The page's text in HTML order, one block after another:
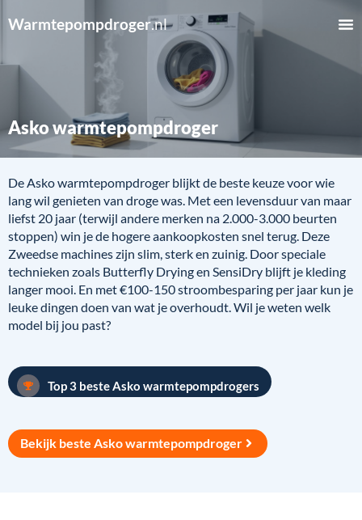
Warmtepompdroger.nl
Asko warmtepompdroger
De Asko warmtepompdroger blijkt de beste keuze voor wie
lang wil genieten van droge was. Met een levensduur van maar
liefst 20 jaar (terwijl andere merken na 2.000-3.000 beurten
stoppen) win je de hogere aankoopkosten snel terug. Deze
Zweedse machines zijn slim, sterk en zuinig. Door speciale
technieken zoals Butterfly Drying en SensiDry blijft je kleding
langer mooi. En met €100-150 stroombesparing per jaar kun je
leuke dingen doen van wat je overhoudt. Wil je weten welk
model bij jou past?
Top 3 beste Asko warmtepompdrogers
Bekijk beste Asko warmtepompdroger